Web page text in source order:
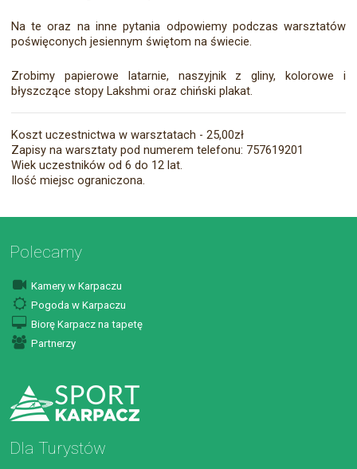
Na te oraz na inne pytania odpowiemy podczas warsztatów
poświęconych jesiennym świętom na świecie.
Zrobimy papierowe latarnie, naszyjnik z gliny, kolorowe i
błyszczące stopy Lakshmi oraz chiński plakat.
Koszt uczestnictwa w warsztatach - 25,00zł
Zapisy na warsztaty pod numerem telefonu: 757619201
Wiek uczestników od 6 do 12 lat.
Ilość miejsc ograniczona.
Polecamy
Kamery w Karpaczu
Pogoda w Karpaczu
Biorę Karpacz na tapetę
Partnerzy
Dla Turystów